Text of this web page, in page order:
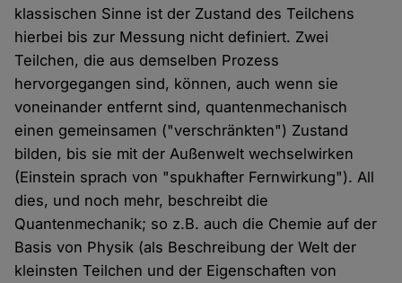
klassischen Sinne ist der Zustand des Teilchens
hierbei bis zur Messung nicht definiert. Zwei
Teilchen, die aus demselben Prozess
hervorgegangen sind, können, auch wenn sie
voneinander entfernt sind, quantenmechanisch
einen gemeinsamen ("verschränkten") Zustand
bilden, bis sie mit der Außenwelt wechselwirken
(Einstein sprach von "spukhafter Fernwirkung"). All
dies, und noch mehr, beschreibt die
Quantenmechanik; so z.B. auch die Chemie auf der
Basis von Physik (als Beschreibung der Welt der
kleinsten Teilchen und der Eigenschaften von